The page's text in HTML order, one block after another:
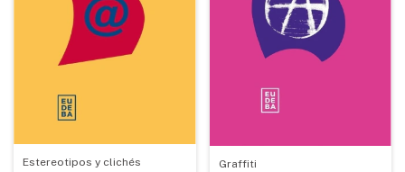
Estereotipos y clichés Graffiti